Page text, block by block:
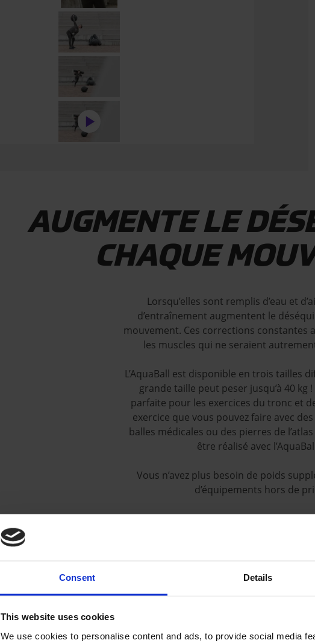
Consent Details
This website uses cookies
We use cookies to personalise content and ads, to provide social media
AUGMENTE LE
CHAQUE
Lorsqu’elles sont remplis d’eau et
d’entraînement augmentent le
mouvement. Ces corrections constantes
les muscles qui ne seraient
L’AquaBall est disponible en trois tailles
grande taille peut peser jusqu’à 40 kg !
parfaite pour les exercices du tronc et
exercice que vous pouvez faire avec
balles médicales ou des pierres de
être réalisé avec
Vous n’avez plus besoin de poids
d’équipements hors de